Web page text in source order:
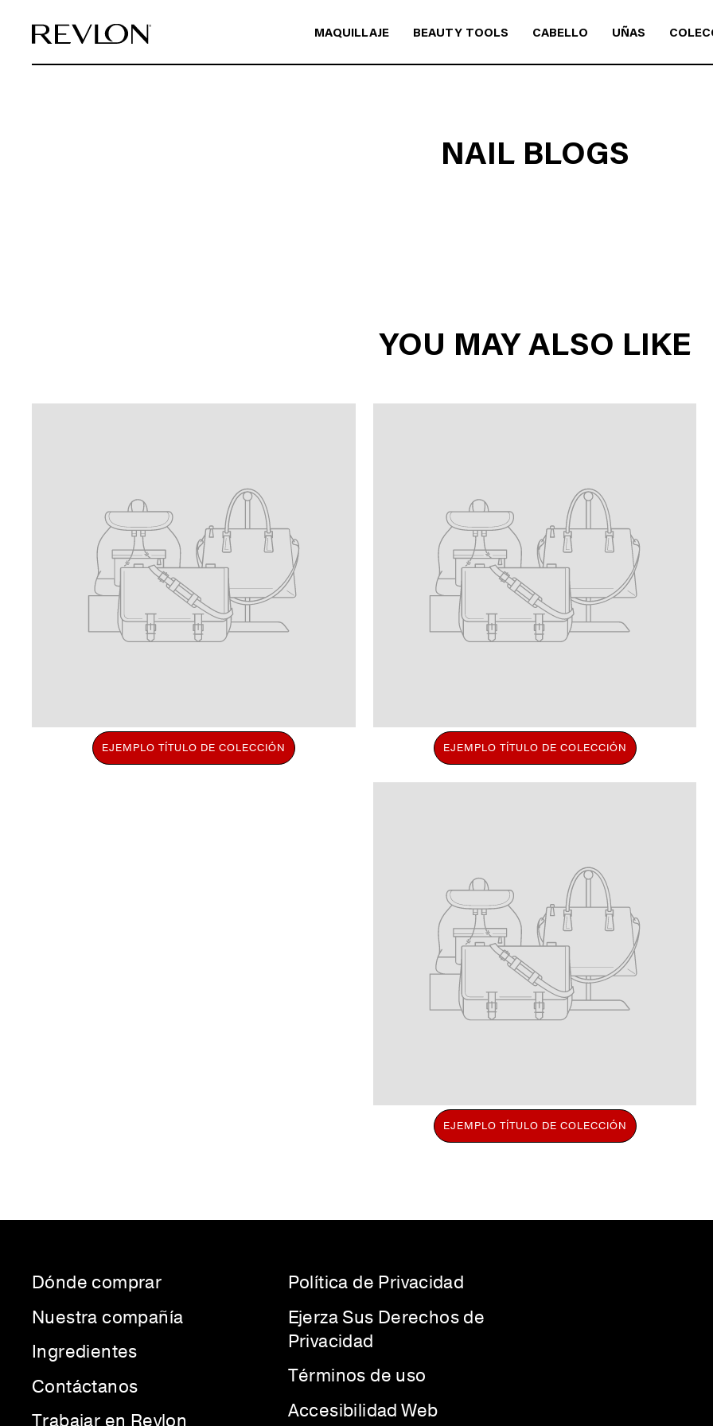
MAQUILLAJE BEAUTY TOOLS CABELLO UÑAS
NAIL BLOGS
YOU MAY ALSO LIKE
EJEMPLO TÍTULO DE COLECCIÓN EJEMPLO TÍTULO DE COLECCIÓN
EJEMPLO TÍTULO DE COLECCIÓN
Dónde comprar
Nuestra compañía
Ingredientes
Contáctanos
Política de Privacidad
Ejerza Sus Derechos de
Privacidad
Términos de uso
Accesibilidad Web